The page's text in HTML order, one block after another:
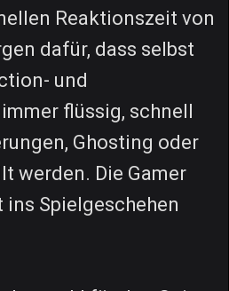
Reaktionszeit von
dafür, dass selbst
und
flüssig, schnell
Ghosting oder
werden. Die Gamer
Spielgeschehen